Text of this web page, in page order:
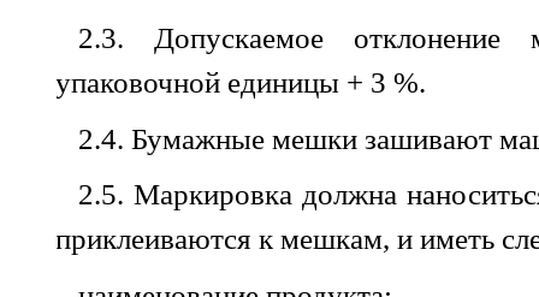
2.3. Допускаемое
отклонение
упаковочной единицы + 3 %.
2.4. Бумажные мешки зашивают
2.5. Маркировка должна
приклеиваются к мешкам,и иметь